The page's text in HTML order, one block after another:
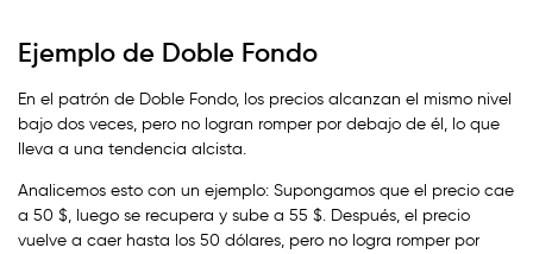
Ejemplo de Doble Fondo
En el patrón de Doble Fondo, los precios alcanzan el mismo nivel
bajo dos veces, pero no logran romper por debajo de él, lo que
lleva a una tendencia alcista.
Analicemos esto con un ejemplo: Supongamos que el precio cae
a 50 $, luego se recupera y sube a 55 $. Después, el precio
vuelve a caer hasta los 50 dólares, pero no logra romper por